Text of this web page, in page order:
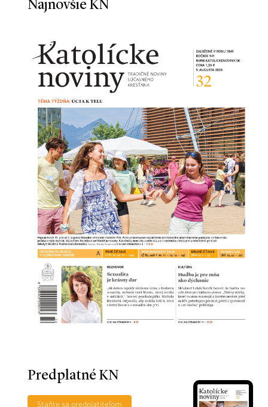
Najnovšie KN
Predplatné KN
Staňte sa predplatiteľom